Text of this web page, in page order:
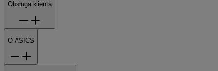
Obsługa klienta
O ASICS